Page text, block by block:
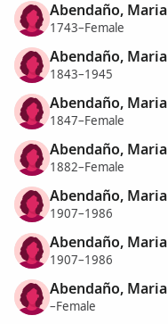
Abendaño, Maria
1743–Female
Abendaño, Maria
1843–1945
Abendaño, Maria
1847–Female
Abendaño, Maria
1882–Female
Abendaño, Maria
1907–1986
Abendaño, Maria
1907–1986
Abendaño, Maria
–Female